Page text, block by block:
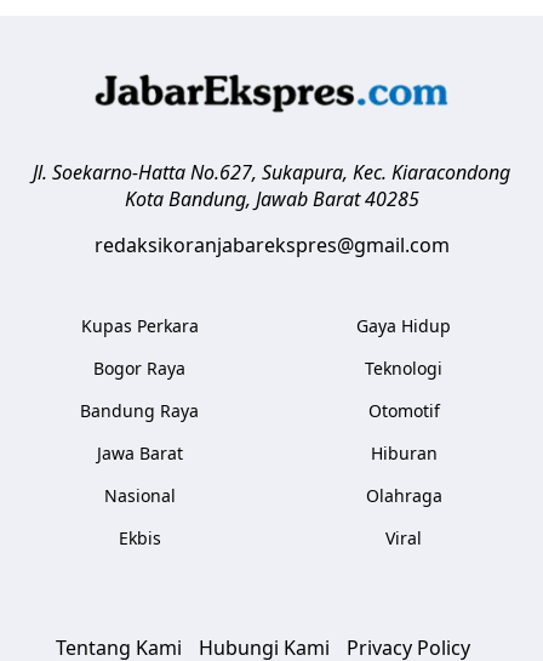
Jl. Soekarno-Hatta No.627, Sukapura, Kec. Kiaracondong
Kota Bandung, Jawab Barat 40285
redaksikoranjabarekspres@gmail.com
Kupas Perkara
Bogor Raya
Bandung Raya
Jawa Barat
Nasional
Ekbis
Gaya Hidup
Teknologi
Otomotif
Hiburan
Olahraga
Viral
Tentang Kami Hubungi Kami Privacy Policy